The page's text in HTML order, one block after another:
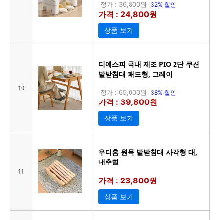
정가 : 36,800원 32% 할인
가격 : 24,800원
상품 보기
10
디에스피 국내 제조 PIO 2단 쿠션
발받침대 패드형, 그레이
정가 : 65,000원 38% 할인
가격 : 39,800원
상품 보기
11
우디홈 원목 발받침대 사각형 대,
내추럴
가격 : 23,800원
상품 보기